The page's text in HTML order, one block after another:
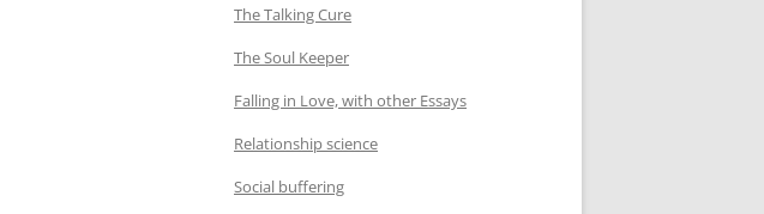
The Talking Cure
The Soul Keeper
Falling in Love, with other Essays
Relationship science
Social buffering